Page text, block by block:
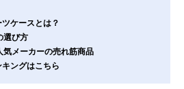
ケースとは？
選び方
メーカーの売れ筋商品
ングはこちら